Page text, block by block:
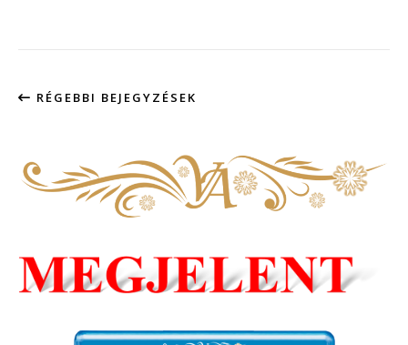
RÉGEBBI BEJEGYZÉSEK